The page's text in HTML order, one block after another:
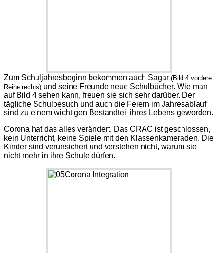
Zum Schuljahresbeginn bekommen auch Sagar (Bild 4 vordere
Reihe rechts) und seine Freunde neue Schulbücher. Wie man
auf Bild 4 sehen kann, freuen sie sich sehr darüber. Der
tägliche Schulbesuch und auch die Feiern im Jahresablauf
sind zu einem wichtigen Bestandteil ihres Lebens geworden.
Corona hat das alles verändert. Das CRAC ist geschlossen,
kein Unterricht, keine Spiele mit den Klassenkameraden. Die
Kinder sind verunsichert und verstehen nicht, warum sie
nicht mehr in ihre Schule dürfen.